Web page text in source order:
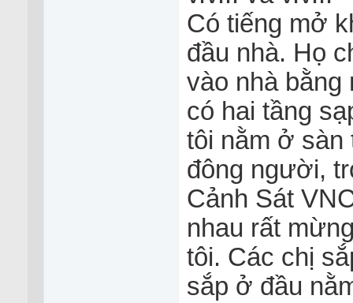
Có tiếng mở
đầu nhà. Họ
vào nhà bằng
có hai tầng
tôi nằm ở
đông người,
Cảnh Sát
nhau rất
tôi. Các chị
sắp ở đầu